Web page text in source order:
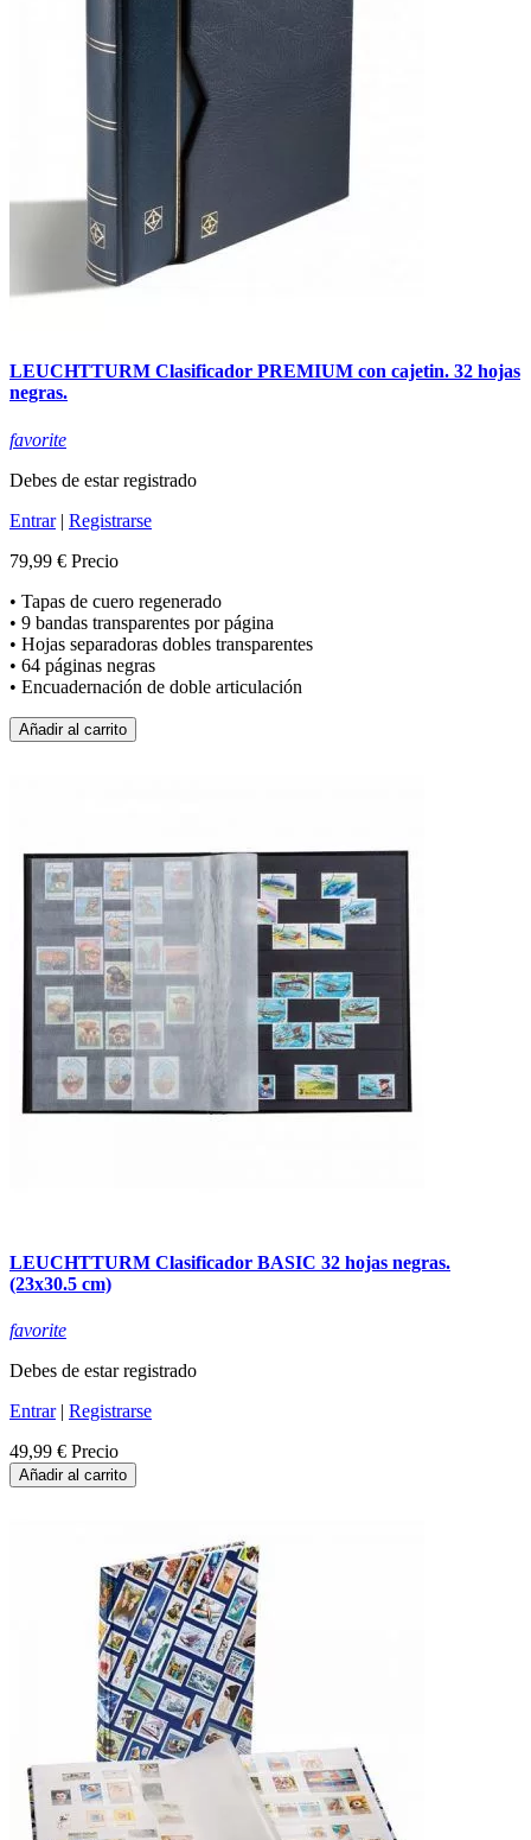
LEUCHTTURM Clasificador PREMIUM con cajetin. 32 hojas
negras.
favorite
Debes de estar registrado
Entrar| Registrarse
79,99 € Precio
• Tapas de cuero regenerado
• 9 bandas transparentes por página
• Hojas separadoras dobles transparentes
• 64 páginas negras
• Encuadernación de doble articulación
Añadir al carrito
LEUCHTTURM Clasificador BASIC 32 hojas negras.
(23x30.5 cm)
favorite
Debes de estar registrado
Entrar| Registrarse
49,99 € Precio
Añadir al carrito